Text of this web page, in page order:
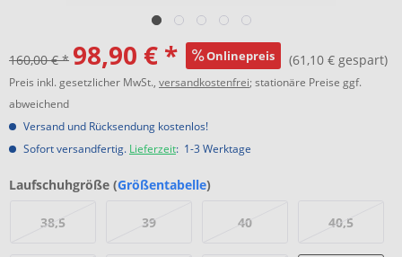
160,00 € * 98,90 € * Onlinepreis (61,10 € gespart)
Preis inkl. gesetzlicher MwSt., versandkostenfrei; stationäre Preise ggf.
abweichend
Versand und Rücksendung kostenlos!
Sofort versandfertig. Lieferzeit: 1-3 Werktage
Laufschuhgröße (Größentabelle)
38,5 39 40 40,5